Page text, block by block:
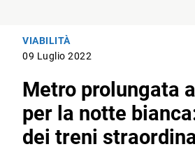
VIABILITÀ
09 Luglio 2022
Metro prolungata
per la notte
dei treni